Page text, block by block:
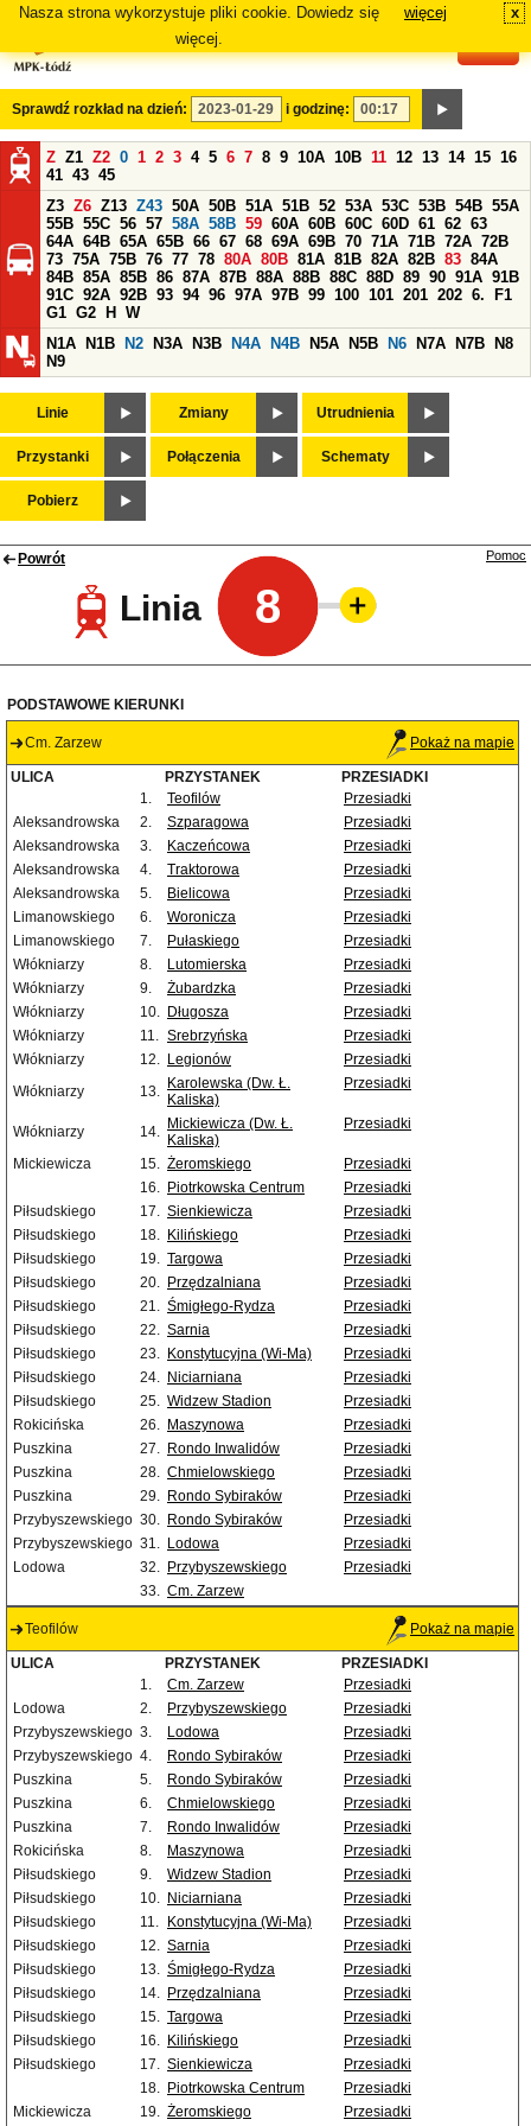
Nasza strona wykorzystuje pliki cookie. Dowiedz się
więcej.
więcej x
Sprawdź rozkład na dzień: i godzinę:
Z Z1 Z2 0 1 2 3 4 5 6 7 8 9 10A 10B 11 12 13 14 15 16
41 43 45
Z3 Z6 Z13 Z43 50A 50B 51A 51B 52 53A 53C 53B 54B 55A
55B 55C 56 57 58A 58B 59 60A 60B 60C 60D 61 62 63
64A 64B 65A 65B 66 67 68 69A 69B 70 71A 71B 72A 72B
73 75A 75B 76 77 78 80A 80B 81A 81B 82A 82B 83 84A
84B 85A 85B 86 87A 87B 88A 88B 88C 88D 89 90 91A 91B
91C 92A 92B 93 94 96 97A 97B 99 100 101 201 202 6.
F1
G1 G2 H
W
N1A
N1B N2 N3A N3B N4A N4B N5A N5B N6 N7A N7B
N8
N9
Linie Zmiany Utrudnienia
Przystanki Połączenia Schematy
Pobierz
Powrót
Linia 8
Pomoc
PODSTAWOWE KIERUNKI
Cm. Zarzew Pokaż na mapie
ULICA PRZYSTANEK
PRZESIADKI
1.
Teofilów
Przesiadki
Aleksandrowska
2. Szparagowa
Przesiadki
Aleksandrowska
3. Kaczeńcowa
Przesiadki
Aleksandrowska
4. Traktorowa
Przesiadki
Aleksandrowska
5. Bielicowa
Przesiadki
Limanowskiego
6. Woronicza
Przesiadki
Limanowskiego
7. Pułaskiego
Przesiadki
Włókniarzy
8. Lutomierska
Przesiadki
Włókniarzy
9. Żubardzka
Przesiadki
Włókniarzy
10. Długosza
Przesiadki
Włókniarzy
11. Srebrzyńska
Przesiadki
Włókniarzy
12. Legionów
Przesiadki
Włókniarzy
13. Karolewska (Dw. Ł.
Kaliska)
Przesiadki
Włókniarzy 14. Mickiewicza (Dw. Ł.
Kaliska)
Przesiadki
Mickiewicza 15. Żeromskiego
Przesiadki
16. Piotrkowska Centrum
Przesiadki
Piłsudskiego
17. Sienkiewicza
Przesiadki
Piłsudskiego
18. Kilińskiego
Przesiadki
Piłsudskiego
19. Targowa
Przesiadki
Piłsudskiego
20. Przędzalniana
Przesiadki
Piłsudskiego
21. Śmigłego-Rydza
Przesiadki
Piłsudskiego
22. Sarnia
Przesiadki
Piłsudskiego
23. Konstytucyjna (Wi-Ma)
Przesiadki
Piłsudskiego
24. Niciarniana
Przesiadki
Piłsudskiego
25. Widzew Stadion
Przesiadki
Rokicińska
26. Maszynowa
Przesiadki
Puszkina
27. Rondo Inwalidów
Przesiadki
Puszkina
28. Chmielowskiego
Przesiadki
Puszkina
29. Rondo Sybiraków
Przesiadki
Przybyszewskiego 30. Rondo Sybiraków
Przesiadki
Przybyszewskiego 31. Lodowa
Przesiadki
Lodowa
32. Przybyszewskiego
Przesiadki
33. Cm. Zarzew
Teofilów Pokaż na mapie
ULICA PRZYSTANEK
PRZESIADKI
1.
Cm. Zarzew
Przesiadki
Lodowa
2. Przybyszewskiego
Przesiadki
Przybyszewskiego 3. Lodowa
Przesiadki
Przybyszewskiego 4. Rondo Sybiraków
Przesiadki
Puszkina
5. Rondo Sybiraków
Przesiadki
Puszkina
6. Chmielowskiego
Przesiadki
Puszkina
7. Rondo Inwalidów
Przesiadki
Rokicińska
8. Maszynowa
Przesiadki
Piłsudskiego
9. Widzew Stadion
Przesiadki
Piłsudskiego
10. Niciarniana
Przesiadki
Piłsudskiego
11. Konstytucyjna (Wi-Ma)
Przesiadki
Piłsudskiego
12. Sarnia
Przesiadki
Piłsudskiego
13. Śmigłego-Rydza
Przesiadki
Piłsudskiego
14. Przędzalniana
Przesiadki
Piłsudskiego
15. Targowa
Przesiadki
Piłsudskiego
16. Kilińskiego
Przesiadki
Piłsudskiego
17. Sienkiewicza
Przesiadki
18. Piotrkowska Centrum
Przesiadki
Mickiewicza
19. Żeromskiego Przesiadki